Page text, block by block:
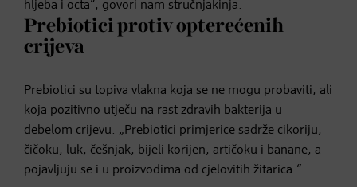
hljeba i octa“, govori nam stručnjakinja.
Prebiotici protiv opterećenih
crijeva
Prebiotici su topiva vlakna koja se ne mogu probaviti, ali
koja pozitivno utječu na rast zdravih bakterija u
debelom crijevu. „Prebiotici primjerice sadrže cikoriju,
čičoku, luk, češnjak, bijeli korijen, artičoku i banane, a
pojavljuju se i u proizvodima od cjelovitih žitarica.“